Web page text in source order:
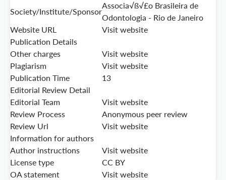
Society/Institute/Sponsor
Associa√ß√£o Brasileira de
Odontologia - Rio de Janeiro
Website URL
Visit website
Publication Details
Other charges
Visit website
Plagiarism
Visit website
Publication Time
13
Editorial Review Detail
Editorial Team
Visit website
Review Process
Anonymous peer review
Review Url
Visit website
Information for authors
Author instructions
Visit website
License type
CC BY
OA statement
Visit website